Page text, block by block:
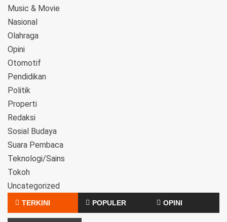
Music & Movie
Nasional
Olahraga
Opini
Otomotif
Pendidikan
Politik
Properti
Redaksi
Sosial Budaya
Suara Pembaca
Teknologi/Sains
Tokoh
Uncategorized
TERKINI POPULER OPINI